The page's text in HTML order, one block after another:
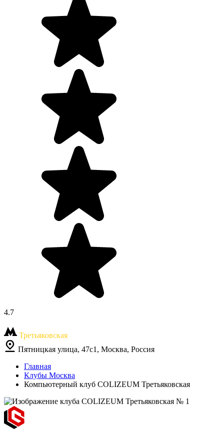
4.7
Третьяковская
Пятницкая улица, 47с1, Москва, Россия
Главная
Клубы Москва
Компьютерный клуб COLIZEUM Третьяковская